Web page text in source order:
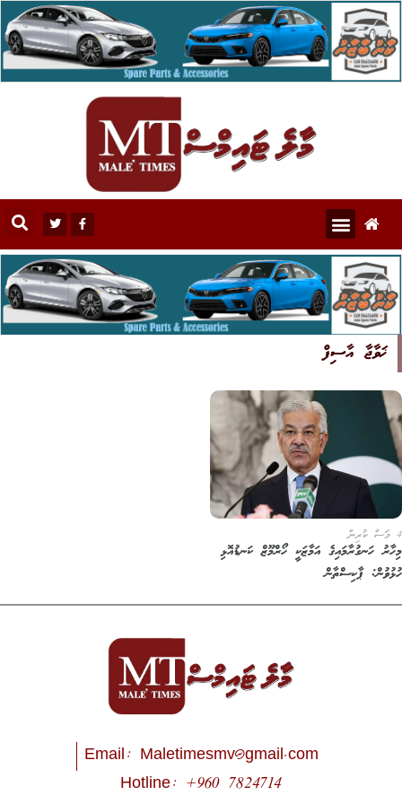
ޚަވާޖާ އާސިފް
4 މަސް ކުރިން
މިހާރު ހަނގުރާމައިގެ އަމާޒަކީ ހޯރްމޫޒް ކަނޑުއޮޅި
ހުޅުވުން: ޕާކިސްތާން
Email: Maletimesmv@gmail.com
Hotline: +960 7824714